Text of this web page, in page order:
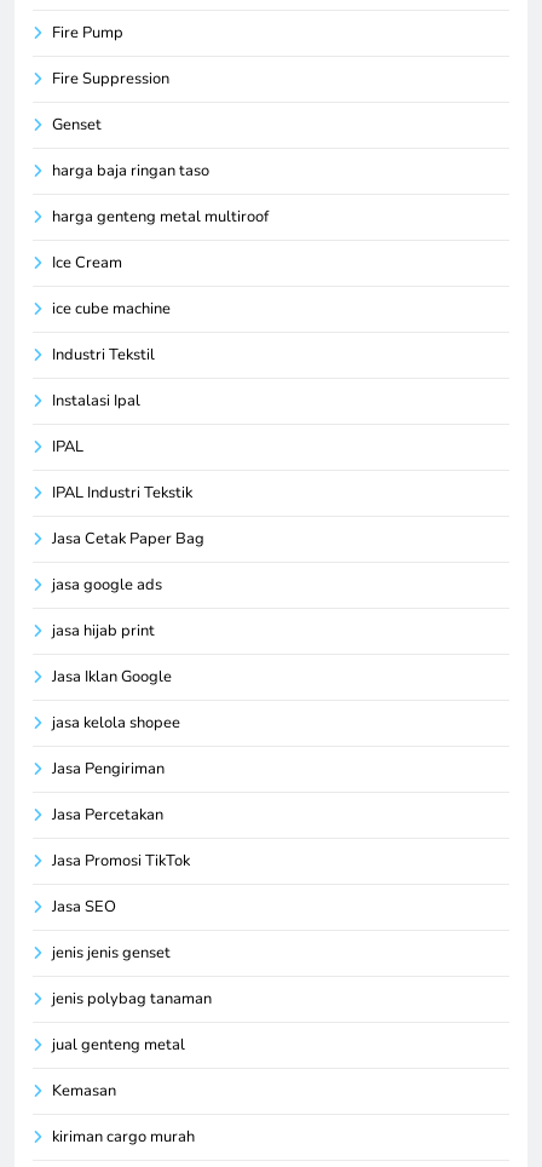
Fire Pump
Fire Suppression
Genset
harga baja ringan taso
harga genteng metal multiroof
Ice Cream
ice cube machine
Industri Tekstil
Instalasi Ipal
IPAL
IPAL Industri Tekstik
Jasa Cetak Paper Bag
jasa google ads
jasa hijab print
Jasa Iklan Google
jasa kelola shopee
Jasa Pengiriman
Jasa Percetakan
Jasa Promosi TikTok
Jasa SEO
jenis jenis genset
jenis polybag tanaman
jual genteng metal
Kemasan
kiriman cargo murah